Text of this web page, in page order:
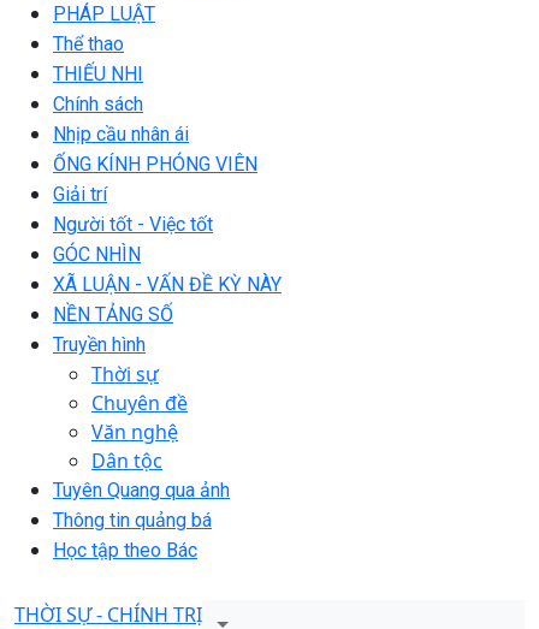
PHÁP LUẬT
Thể thao
THIẾU NHI
Chính sách
Nhịp cầu nhân ái
ỐNG KÍNH PHÓNG VIÊN
Giải trí
Người tốt - Việc tốt
GÓC NHÌN
XÃ LUẬN - VẤN ĐỀ KỲ NÀY
NỀN TẢNG SỐ
Truyền hình
Thời sự
Chuyên đề
Văn nghệ
Dân tộc
Tuyên Quang qua ảnh
Thông tin quảng bá
Học tập theo Bác
THỜI SỰ - CHÍNH TRỊ